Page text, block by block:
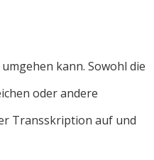
kann. Sowohl die
oder andere
Transskription auf und